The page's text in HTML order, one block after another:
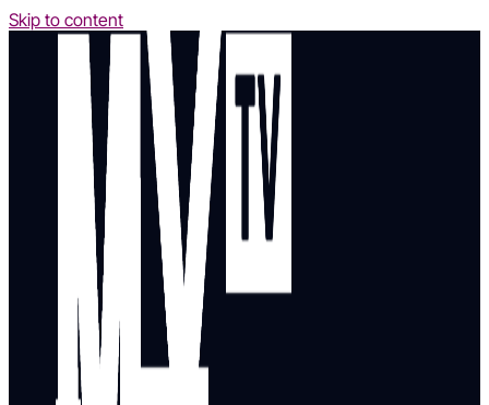
Skip to content